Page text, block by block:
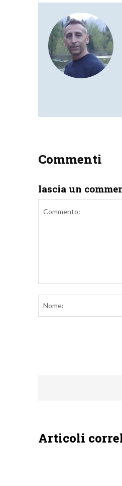
Commenti
lascia un
Articoli